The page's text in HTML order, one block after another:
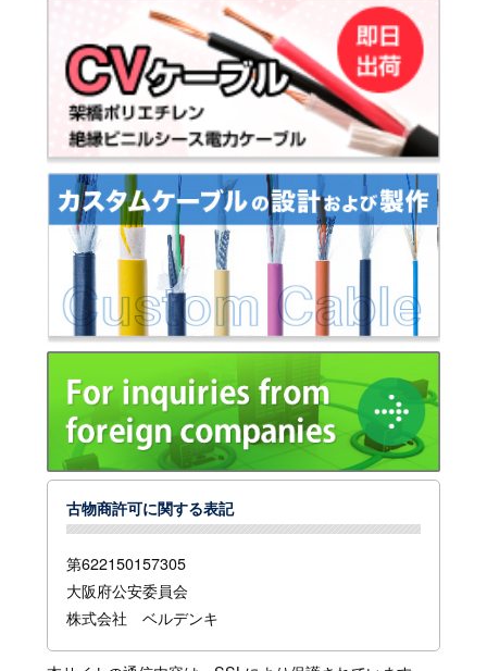
古物商許可に関する表記
第622150157305
大阪府公安委員会
株式会社 ベルデンキ